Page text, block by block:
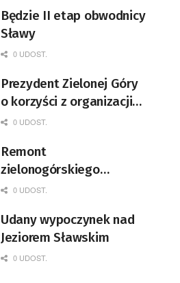
Będzie II etap obwodnicy
Sławy
0 UDOST.
Prezydent Zielonej Góry
o korzyści z organizacji
mety Tour de Pologne
0 UDOST.
Remont
zielonogórskiego
deptaka zgodnie z
0 UDOST.
Udany wypoczynek nad
Jeziorem Sławskim
0 UDOST.